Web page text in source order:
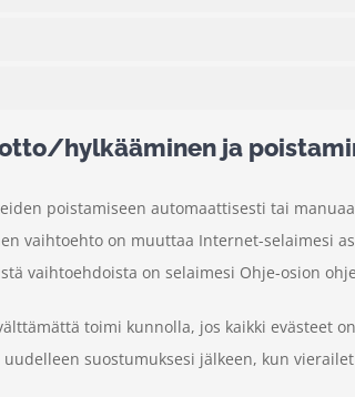
hylkääminen ja
poistamiseen automaattisesti tai
vaihtoehto on muuttaa Internet-selaimesi
vaihtoehdoista on selaimesi Ohje-osion
toimi kunnolla, jos kaikki evästeet
suostumuksesi jälkeen, kun